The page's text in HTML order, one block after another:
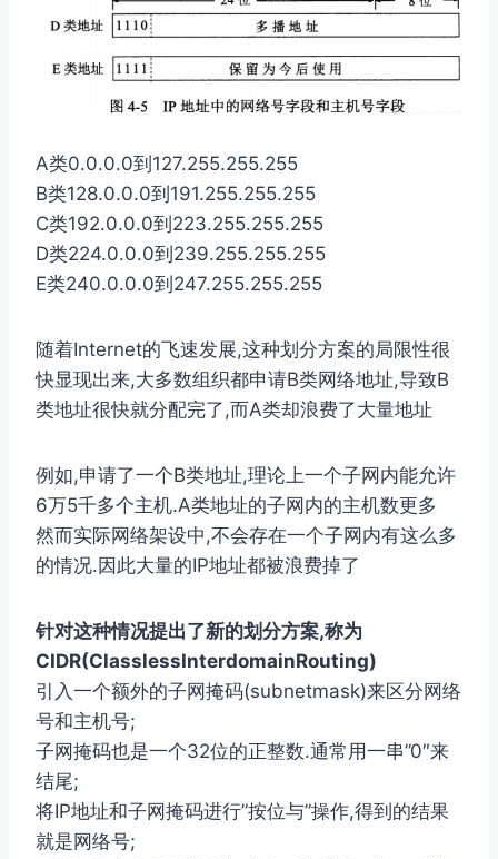
A类0.0.0.0到127.255.255.255
B类128.0.0.0到191.255.255.255
C类192.0.0.0到223.255.255.255
D类224.0.0.0到239.255.255.255
E类240.0.0.0到247.255.255.255
随着Internet的⻜速发展,这种划分⽅案的局限性很
快显现出来,⼤多数组织都申请B类⽹络地址,导致B
类地址很快就分配完了,⽽A类却浪费了⼤量地址
例如,申请了⼀个B类地址,理论上⼀个⼦⽹内能允许
6万5千多个主机.A类地址的⼦⽹内的主机数更多
然⽽实际⽹络架设中,不会存在⼀个⼦⽹内有这么多
的情况.因此⼤量的IP地址都被浪费掉了
针对这种情况提出了新的划分⽅案,称为
CIDR(ClasslessInterdomainRouting)
引⼊⼀个额外的⼦⽹掩码(subnetmask)来区分⽹络
号和主机号;
⼦⽹掩码也是⼀个32位的正整数.通常⽤⼀串”0″来
结尾;
将IP地址和⼦⽹掩码进⾏”按位与”操作,得到的结果
就是⽹络号;